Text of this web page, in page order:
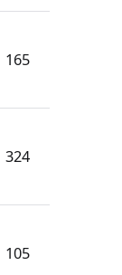
165
324
105